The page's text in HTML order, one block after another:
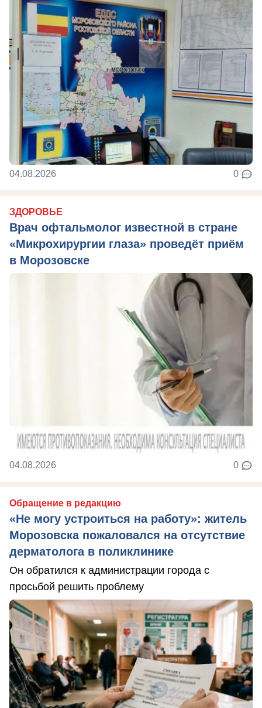
04.08.2026 0
ЗДОРОВЬЕ
Врач офтальмолог известной в стране
«Микрохирургии глаза» проведёт приём
в Морозовске
04.08.2026 0
Обращение в редакцию
«Не могу устроиться на работу»: житель
Морозовска пожаловался на отсутствие
дерматолога в поликлинике
Он обратился к администрации города с
просьбой решить проблему